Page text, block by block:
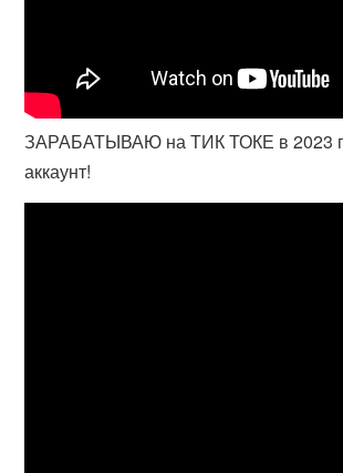
ЗАРАБАТЫВАЮ на ТИК ТОКЕ в 2023
аккаунт!